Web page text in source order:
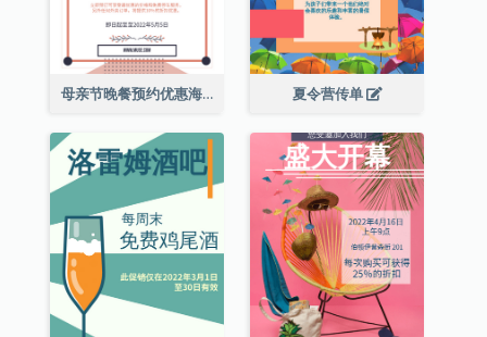
母亲节晚餐预约优惠海报 夏令营传单